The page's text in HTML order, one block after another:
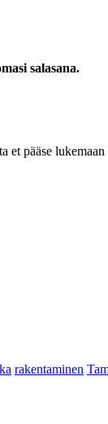
salasana.
et pääse
rakentaminen